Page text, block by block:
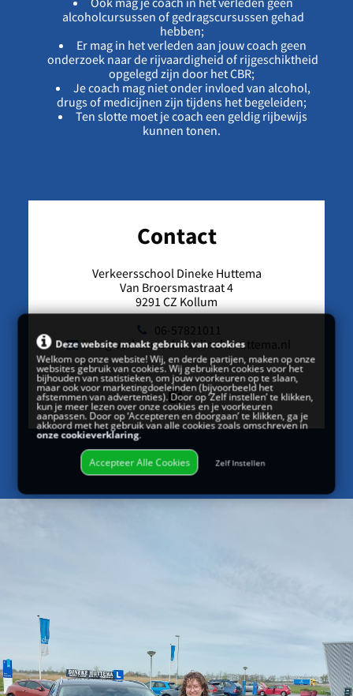
alcoholcursussen of gedragscursussen gehad
hebben;
Er mag in het verleden aan jouw coach geen
onderzoek naar de rijvaardigheid of rijgeschiktheid
opgelegd zijn door het CBR;
Je coach mag niet onder invloed van alcohol,
drugs of medicijnen zijn tijdens het begeleiden;
Ten slotte moet je coach een geldig rijbewijs
kunnen tonen.
Contact
Verkeersschool Dineke Huttema
Van Broersmastraat 4
9291 CZ Kollum
06-57821011
info@verkeersschooldinekehuttema.nl
Deze website maakt gebruik van cookies
Welkom op onze website! Wij, en derde partijen, maken op onze
websites gebruik van cookies. Wij gebruiken cookies voor het
bijhouden van statistieken, om jouw voorkeuren op te slaan,
maar ook voor marketingdoeleinden (bijvoorbeeld het
afstemmen van advertenties). Door op ‘Zelf instellen’ te klikken,
kun je meer lezen over onze cookies en je voorkeuren
aanpassen. Door op ‘Accepteren en doorgaan’ te klikken, ga je
akkoord met het gebruik van alle cookies zoals omschreven in
onze cookieverklaring.
Accepteer Alle Cookies Zelf Instellen